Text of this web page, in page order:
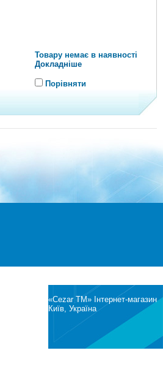
Товару немає в наявності
Докладніше
Порівняти
®
«Cezar TM» Інтернет-магазин
Київ, Україна